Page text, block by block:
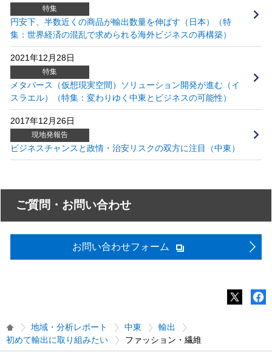
特集
円安下、半数近くの商品が輸出数量を伸ばす（日本）（特
集：世界経済の混乱で求められる海外ビジネスの再構築）
2021年12月28日
特集
メタバース（仮想現実空間）ソリューション開発が進む（イ
スラエル）（特集：変わりゆく中東とビジネスの可能性）
2017年12月26日
現地発報告
ビジネスチャンスと政情・治安リスクの双方に注目（中東）
ご質問・お問い合わせ
お問い合わせフォーム
地域・分析レポート 中東
輸出
初めて輸出に取り組みたい
ファッション・繊維